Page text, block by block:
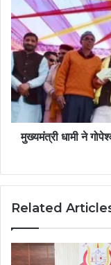
मुख्यमंत्री धामी ने
Related